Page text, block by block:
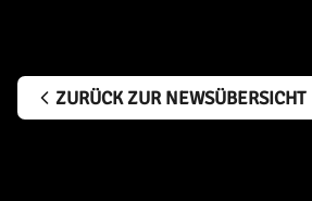
ZURÜCK ZUR NEWSÜBERSICHT